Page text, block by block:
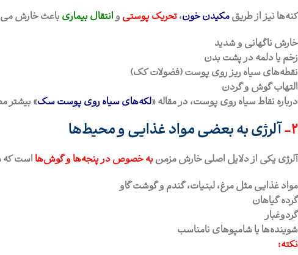
کنه‌ها نیز از طریقمکیدن خون،تحریک پوستیوانتقال بیماریباعث خارش
خارش ناگهانی و شدید
زخم یا دلمه در پشت بدن
نقطه‌های سیاه ریز روی پوست (فضولات کک)
التهاب گوش و گردن
درباره نقاط سیاه روی پوست، در مقاله «لکه‌های سیاه روی پوست سگ» بیشتر
2- آلرژی به بعضی مواد غذایی و محیط‌ها
آلرژی یکی از دلایل اصلی خارش مزمنبه خصوص در پنجه‌ها و گوش‌هااست که
مواد غذایی مثل مرغ، لبنیات، گندم و گوشت گاو
گرده گیاهان
گردوغبار
شوینده‌ها یا شامپوهای نامناسب
نکته: